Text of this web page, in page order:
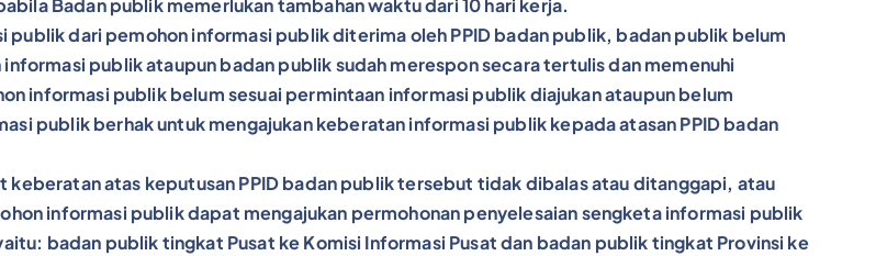
Badan publik memerlukan tambahan waktu dari 10 hari kerja.
publik dari pemohon informasi publik diterima oleh PPID badan publik, badan publik belum
publik ataupun badan publik sudah merespon secara tertulis dan memenuhi
informasi publik belum sesuai permintaan informasi publik diajukan ataupun belum
publik berhak untuk mengajukan keberatan informasi publik kepada atasan PPID badan
atas keputusan PPID badan publik tersebut tidak dibalas atau ditanggapi, atau
informasi publik dapat mengajukan permohonan penyelesaian sengketa informasi publik
badan publik tingkat Pusat ke Komisi Informasi Pusat dan badan publik tingkat Provinsi ke